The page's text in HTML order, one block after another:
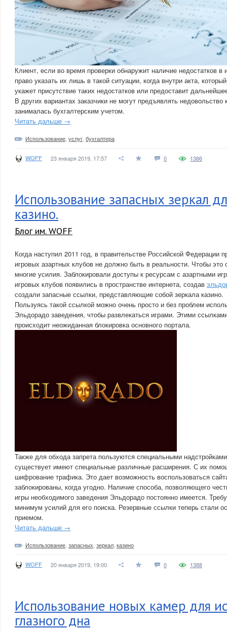
Клиент, если во время проверки обнаружит наличие недостатков в
право указать их лишь в такой ситуации, когда внутри акта,
укажет присутствие таких недостатков или предоставит
В других вариантах заказчики не могут предъявлять недовольство
занималась бухгалтерским учетом.
Читать дальше →
Использование услуг бухгалтера
WOFF 23 января 2019, 17:57 0 1386
Использование запасных зеркал
казино.
Блог им. WOFF
Когда наступил 2011 год, в правительстве Российской Федерации
игровых азартных клубов не должно быть в реальности. Чтобы
многие усилия. Заблокировали доступы к ресурсам с азартными
игровых клубов появились в пространстве интернета, создав
создали запасные ссылки, представляющие собой зеркала казино.
Пользуясь такой ссылкой можно очень просто и без проблем
Эльдорадо заведения, чтобы развлекаться играми. Этими
происходит неожиданная блокировка основного портала.
Также для обхода запрета пользуются специальными
существует имеют специальные различные расширения. С их
шифрование трафика. Это дает возможность воспользоваться
заблокированы, когда угодно. Наличие способа, позволяющего
игры необходимого заведения Эльдорадо постоянно имеется.
минимум усилий для его поиска. Резервные ссылки теперь стали
приемом.
Читать дальше →
Использование запасных зеркал казино
WOFF 20 января 2019, 19:00 0 1388
Использование новых камер для
глазного дна